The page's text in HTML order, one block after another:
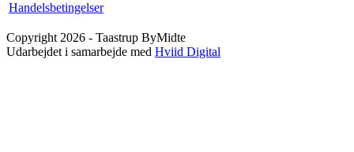
Handelsbetingelser
Copyright 2026 - Taastrup ByMidte
Udarbejdet i samarbejde med Hviid Digital